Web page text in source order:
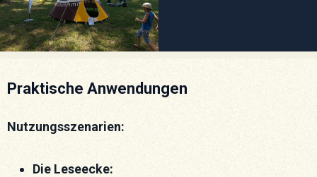
Praktische Anwendungen
Nutzungsszenarien:
Die Leseecke: